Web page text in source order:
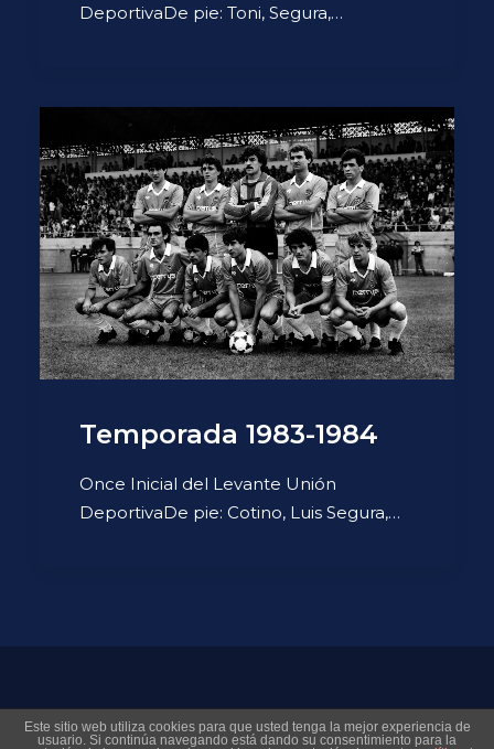
DeportivaDe pie: Toni, Segura,…
Temporada 1983-1984
Once Inicial del Levante Unión
DeportivaDe pie: Cotino, Luis Segura,…
© 2026 Museo Virtual Levante UD. All rights reserved
Este sitio web utiliza cookies para que usted tenga la mejor experiencia de
usuario. Si continúa navegando está dando su consentimiento para la